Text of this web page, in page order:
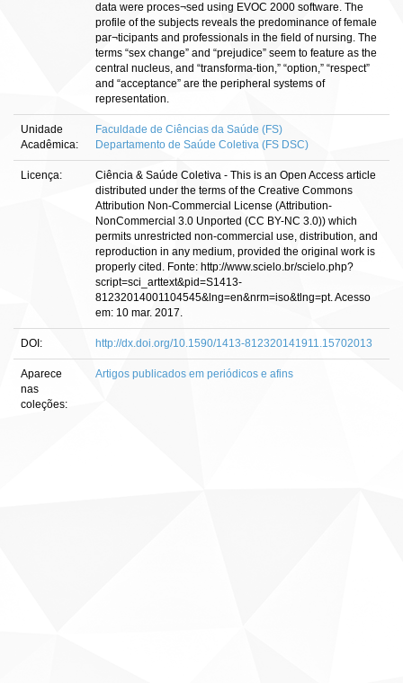
data were proces¬sed using EVOC 2000 software. The
profile of the subjects reveals the predominance of female
par¬ticipants and professionals in the field of nursing. The
terms “sex change” and “prejudice” seem to feature as the
central nucleus, and “transforma-tion,” “option,” “respect”
and “acceptance” are the peripheral systems of
representation.
Unidade
Acadêmica:
Faculdade de Ciências da Saúde (FS)
Departamento de Saúde Coletiva (FS DSC)
Licença:
Ciência & Saúde Coletiva - This is an Open Access article
distributed under the terms of the Creative Commons
Attribution Non-Commercial License (Attribution-
NonCommercial 3.0 Unported (CC BY-NC 3.0)) which
permits unrestricted non-commercial use, distribution, and
reproduction in any medium, provided the original work is
properly cited. Fonte: http://www.scielo.br/scielo.php?
script=sci_arttext&pid=S1413-
81232014001104545&lng=en&nrm=iso&tlng=pt. Acesso
em: 10 mar. 2017.
DOI: http://dx.doi.org/10.1590/1413-812320141911.15702013
Aparece
nas
coleções:
Artigos publicados em periódicos e afins